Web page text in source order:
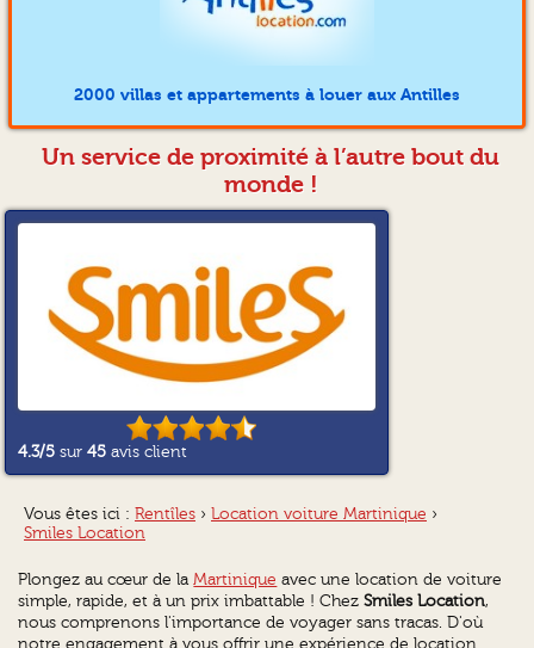
2000 villas et appartements à louer aux Antilles
Un service de proximité à l’autre bout du
monde !
4.3/5 sur45 avis client
Vous êtes ici : Rentîles › Location voiture Martinique ›
Smiles Location
Plongez au cœur de laMartinique avec une location de voiture
simple, rapide, et à un prix imbattable ! ChezSmiles Location,
nous comprenons l'importance de voyager sans tracas. D'où